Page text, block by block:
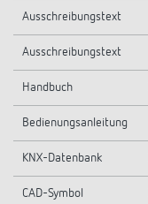
Ausschreibungstext
Ausschreibungstext
Handbuch
Bedienungsanleitung
KNX-Datenbank
CAD-Symbol